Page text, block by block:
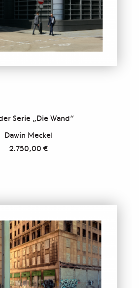
Serie „Die Wand“
Dawin Meckel
2.750,00€